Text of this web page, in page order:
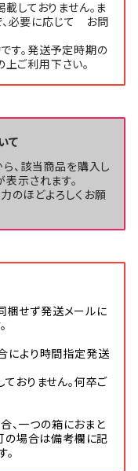
しておりません。ま
、必要に応じて お問
す。発送予定時期の
ご利用下さい。
て
、該当商品を購入し
示されます。
のほどよろしくお願
梱せず発送メールに
により時間指定発送
おりません。何卒ご
、一つの箱におまと
の場合は備考欄に記